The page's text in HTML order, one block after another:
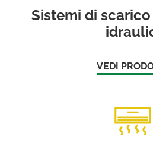
Sistemi di
VEDI